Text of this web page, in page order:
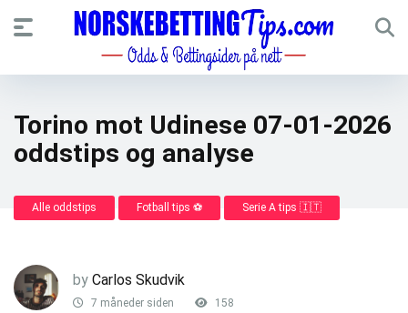
Torino mot Udinese 07-01-2026
oddstips og analyse
Alle oddstips Fotball tips ⚽ Serie A tips 🇮🇹
by Carlos Skudvik
7 måneder siden 158